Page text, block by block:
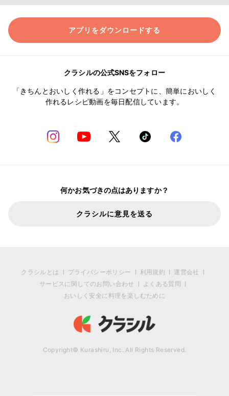
アプリをダウンロードする
クラシルの公式SNSをフォロー
「きちんとおいしく作れる」をコンセプトに、簡単においしく
作れるレシピ動画を毎日配信しています。
何かお気づきの点はありますか？
クラシルに意見を送る
クラシルとは プライバシーポリシー 利用規約
運営会社
サービスに関してのお問い合わせ
よくある質問
おいしく安全に料理を楽しむために
Copyright© Kurashiru, Inc. All Rights Reserved.